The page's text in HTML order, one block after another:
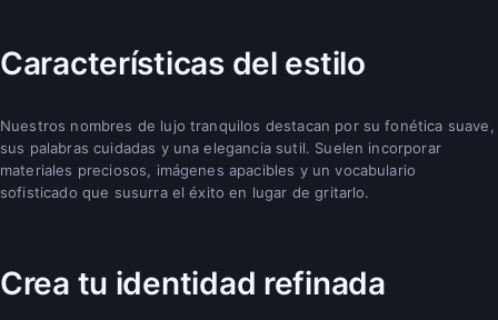
Características del estilo
Nuestros nombres de lujo tranquilos destacan por su fonética suave,
sus palabras cuidadas y una elegancia sutil. Suelen incorporar
materiales preciosos, imágenes apacibles y un vocabulario
sofisticado que susurra el éxito en lugar de gritarlo.
Crea tu identidad refinada